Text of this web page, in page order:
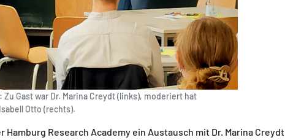
Gast war Dr. Marina Creydt (links), moderiert hat
Otto (rechts).
Hamburg Research Academy ein Austausch mit Dr. Marina Creydt